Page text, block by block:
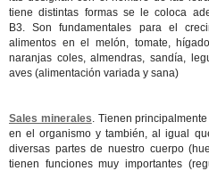
tiene distintas formas se le coloca
B3. Son fundamentales para el
alimentos en el melón, tomate,
naranjas coles, almendras, sandía,
aves (alimentación variada y sana)
Sales minerales. Tienen
en el organismo y también, al igual
diversas partes de nuestro cuerpo
tienen funciones muy importantes